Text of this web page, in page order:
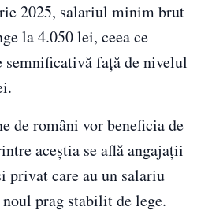
2025, salariul minim brut
la 4.050 lei, ceea ce
semnificativă față de nivelul
de români vor beneficia de
aceștia se află angajații
privat care au un salariu
prag stabilit de lege.